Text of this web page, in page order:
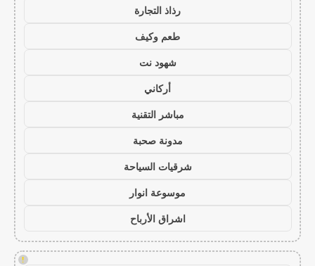
رذاذ التجارة
طعم وكيف
شهود نت
أركاني
مباشر التقنية
مدونة صحبة
شرقيات السياحة
موسوعة انوار
اشراق الأرباح
!